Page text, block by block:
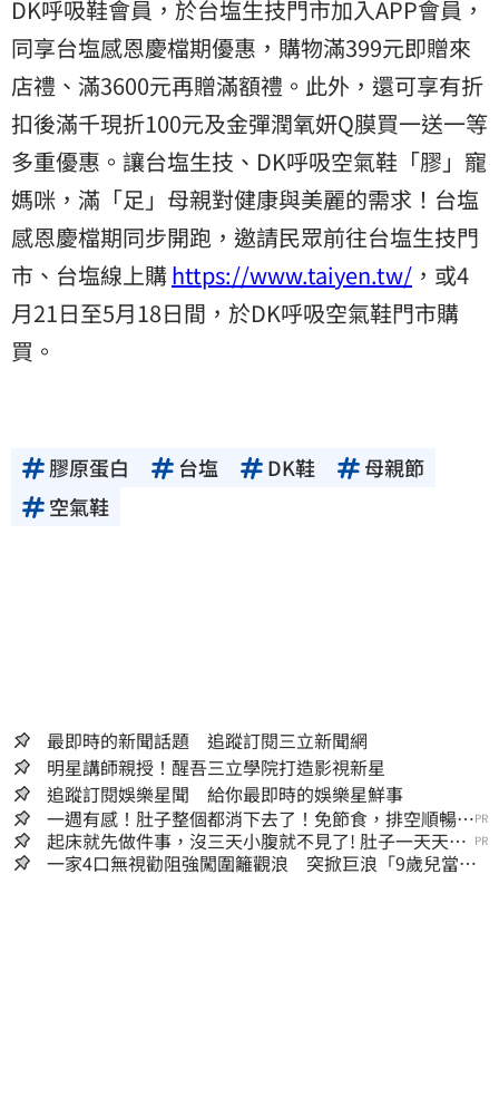
DK呼吸鞋會員，於台塩生技門市加入APP會員，
同享台塩感恩慶檔期優惠，購物滿399元即贈來
店禮、滿3600元再贈滿額禮。此外，還可享有折
扣後滿千現折100元及金彈潤氧妍Q膜買一送一等
多重優惠。讓台塩生技、DK呼吸空氣鞋「膠」寵
媽咪，滿「足」母親對健康與美麗的需求！台塩
感恩慶檔期同步開跑，邀請民眾前往台塩生技門
市、台塩線上購https://www.taiyen.tw/ ，或4
月21日至5月18日間，於DK呼吸空氣鞋門市購
買。
膠原蛋白 台塩 DK鞋
母親節
空氣鞋
最即時的新聞話題 追蹤訂閱三立新聞網
明星講師親授！醒吾三立學院打造影視新星
追蹤訂閱娛樂星聞 給你最即時的娛樂星鮮事
一週有感！肚子整個都消下去了！免節食，排空順暢就
夠
PR
起床就先做件事，沒三天小腹就不見了! 肚子一天天變
小！
PR
一家4口無視勸阻強闖圍籬觀浪 突掀巨浪「9歲兒當場